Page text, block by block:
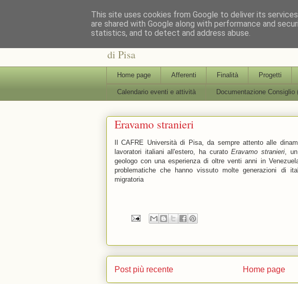
: : CAFRE : : Centro Interdipartimentale
di Pisa
Home page Afferenti Finalità Progetti
Calendario eventi e attività Documentazione
Eravamo stranieri
Il CAFRE Università di Pisa, da sempre attento alle
lavoratori italiani all'estero, ha curatoEravamo stranieri,
geologo con una esperienza di oltre venti anni in
problematiche che hanno vissuto molte generazioni di
migratoria
Post più recente Home page
This site uses cookies from Google to deliver its
are shared with Google along with performance and
statistics, and to detect and address abuse.